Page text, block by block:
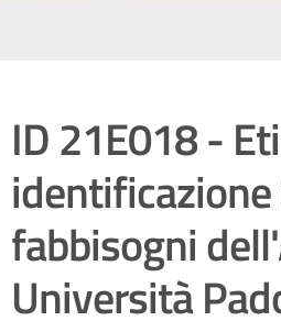
ID 21E018 -
fabbisogni
Università